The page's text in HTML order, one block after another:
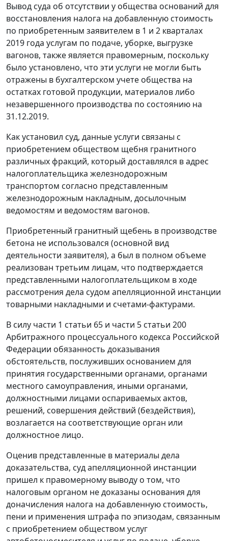
Вывод суда об отсутствии у общества оснований для
восстановления налога на добавленную стоимость
по приобретенным заявителем в 1 и 2 кварталах
2019 года услугам по подаче, уборке, выгрузке
вагонов, также является правомерным, поскольку
было установлено, что эти услуги не могли быть
отражены в бухгалтерском учете общества на
остатках готовой продукции, материалов либо
незавершенного производства по состоянию на
31.12.2019.
Как установил суд, данные услуги связаны с
приобретением обществом щебня гранитного
различных фракций, который доставлялся в адрес
налогоплательщика железнодорожным
транспортом согласно представленным
железнодорожным накладным, досылочным
ведомостям и ведомостям вагонов.
Приобретенный гранитный щебень в производстве
бетона не использовался (основной вид
деятельности заявителя), а был в полном объеме
реализован третьим лицам, что подтверждается
представленными налогоплательщиком в ходе
рассмотрения дела судом апелляционной инстанции
товарными накладными и счетами-фактурами.
В силу части 1 статьи 65 и части 5 статьи 200
Арбитражного процессуального кодекса Российской
Федерации обязанность доказывания
обстоятельств, послуживших основанием для
принятия государственными органами, органами
местного самоуправления, иными органами,
должностными лицами оспариваемых актов,
решений, совершения действий (бездействия),
возлагается на соответствующие орган или
должностное лицо.
Оценив представленные в материалы дела
доказательства, суд апелляционной инстанции
пришел к правомерному выводу о том, что
налоговым органом не доказаны основания для
доначисления налога на добавленную стоимость,
пени и применения штрафа по эпизодам, связанным
с приобретением обществом услуг